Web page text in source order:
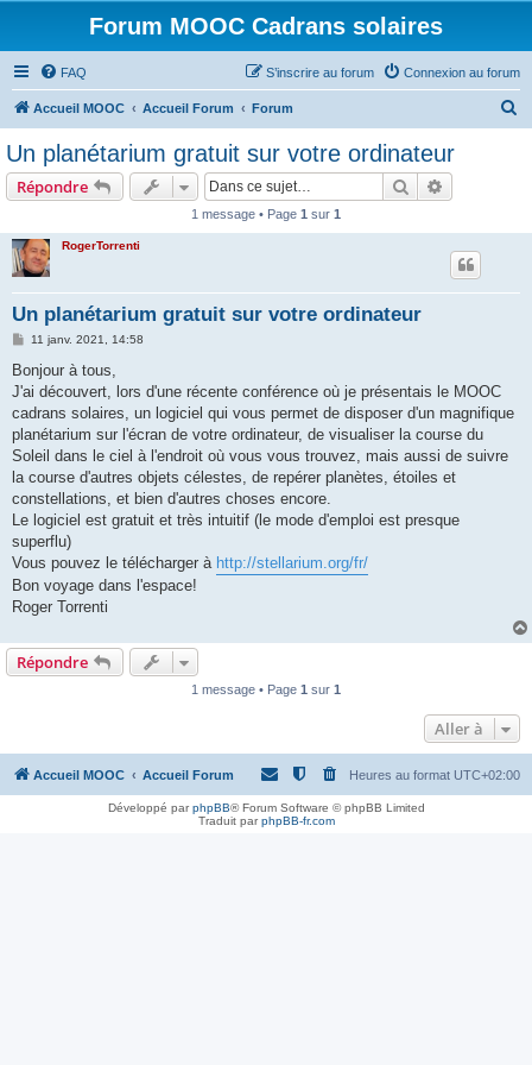
Forum MOOC Cadrans solaires
FAQ Connexion au forum
S’inscrire au forum
Accueil MOOC Accueil Forum Forum
Un planétarium gratuit sur votre ordinateur
Répondre Rechercher
1 message • Page 1 sur 1
RogerTorrenti
Un planétarium gratuit sur votre ordinateur
M
s
a
g
11 janv. 2021, 14:58
Bonjour à tous,
J'ai découvert, lors d'une récente conférence où je présentais le MOOC
cadrans solaires, un logiciel qui vous permet de disposer d'un magnifique
planétarium sur l'écran de votre ordinateur, de visualiser la course du
Soleil dans le ciel à l'endroit où vous vous trouvez, mais aussi de suivre
la course d'autres objets célestes, de repérer planètes, étoiles et
constellations, et bien d'autres choses encore.
Le logiciel est gratuit et très intuitif (le mode d'emploi est presque
superflu)
Vous pouvez le télécharger à http://stellarium.org/fr/
Bon voyage dans l'espace!
Roger Torrenti
Répondre
1 message • Page 1 sur 1
Aller à
Accueil MOOC Accueil Forum Heures au format UTC+02:00
Développé parphpBB® Forum Software © phpBB Limited
Traduit parphpBB-fr.com